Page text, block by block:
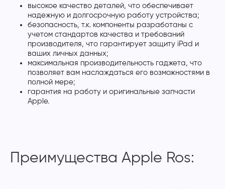
высокое качество деталей, что обеспечивает
надежную и долгосрочную работу устройства;
безопасность, т.к. компоненты разработаны с
учетом стандартов качества и требований
производителя, что гарантирует защиту iPad и
ваших личных данных;
максимальная производительность гаджета, что
позволяет вам наслаждаться его возможностями в
полной мере;
гарантия на работу и оригинальные запчасти
Apple.
Преимущества Apple Ros: